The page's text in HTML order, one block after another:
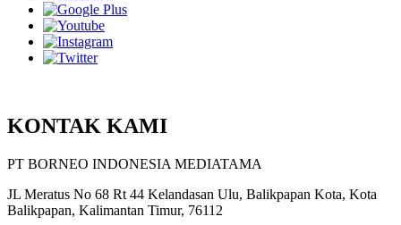
KONTAK KAMI
PT BORNEO INDONESIA MEDIATAMA
JL Meratus No 68 Rt 44 Kelandasan Ulu, Balikpapan Kota, Kota
Balikpapan, Kalimantan Timur, 76112